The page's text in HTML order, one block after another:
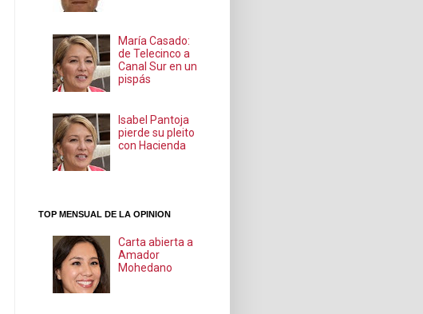
María Casado:
de Telecinco a
Canal Sur en un
pispás
Isabel Pantoja
pierde su pleito
con Hacienda
TOP MENSUAL DE LA OPINION
Carta abierta a
Amador
Mohedano